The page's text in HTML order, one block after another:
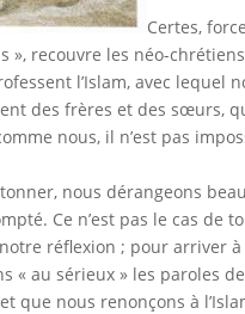
Certes,
», recouvre les néo-
l’Islam, avec lequel
des frères et des sœurs,
nous, il n’est pas
nous dérangeons
Ce n’est pas le cas de
réflexion ; pour arriver
au sérieux » les paroles de
nous renonçons à